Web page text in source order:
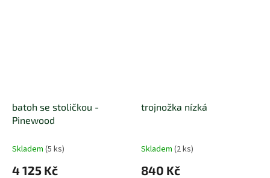
batoh se stoličkou -
Pinewood
Skladem (5 ks)
4 125 Kč
trojnožka nízká
Skladem (2 ks)
840 Kč